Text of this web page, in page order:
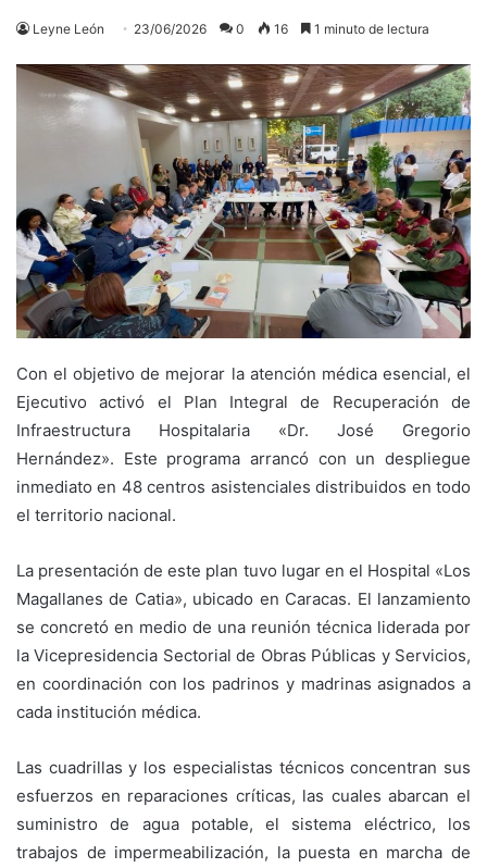
Leyne León 23/06/2026 0 16 1 minuto de lectura
Con el objetivo de mejorar la atención médica esencial, el
Ejecutivo activó el Plan Integral de Recuperación de
Infraestructura Hospitalaria «Dr. José Gregorio
Hernández». Este programa arrancó con un despliegue
inmediato en 48 centros asistenciales distribuidos en todo
el territorio nacional.
La presentación de este plan tuvo lugar en el Hospital «Los
Magallanes de Catia», ubicado en Caracas. El lanzamiento
se concretó en medio de una reunión técnica liderada por
la Vicepresidencia Sectorial de Obras Públicas y Servicios,
en coordinación con los padrinos y madrinas asignados a
cada institución médica.
Las cuadrillas y los especialistas técnicos concentran sus
esfuerzos en reparaciones críticas, las cuales abarcan el
suministro de agua potable, el sistema eléctrico, los
trabajos de impermeabilización, la puesta en marcha de